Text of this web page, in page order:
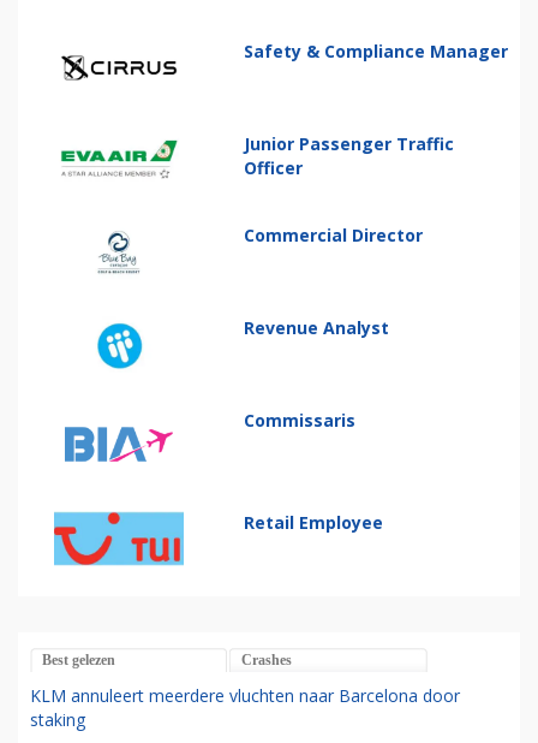
Safety & Compliance Manager
Junior Passenger Traffic
Officer
Commercial Director
Revenue Analyst
Commissaris
Retail Employee
Best gelezen Crashes
KLM annuleert meerdere vluchten naar Barcelona door
staking